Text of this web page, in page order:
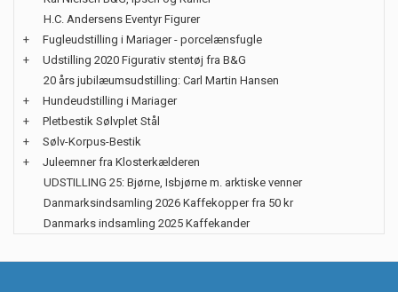
H.C. Andersens Eventyr Figurer
+
Fugleudstilling i Mariager - porcelænsfugle
+
Udstilling 2020 Figurativ stentøj fra B&G
20 års jubilæumsudstilling: Carl Martin Hansen
+
Hundeudstilling i Mariager
+
Pletbestik Sølvplet Stål
+
Sølv-Korpus-Bestik
+
Juleemner fra Klosterkælderen
UDSTILLING 25: Bjørne, Isbjørne m. arktiske venner
Danmarksindsamling 2026 Kaffekopper fra 50 kr
Danmarks indsamling 2025 Kaffekander